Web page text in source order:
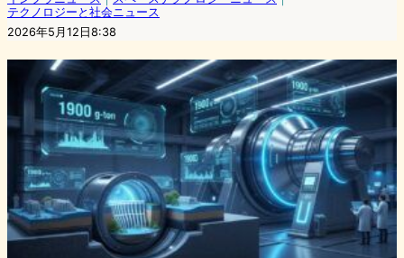
テクノロジーと社会ニュース
2026年5月12日8:38